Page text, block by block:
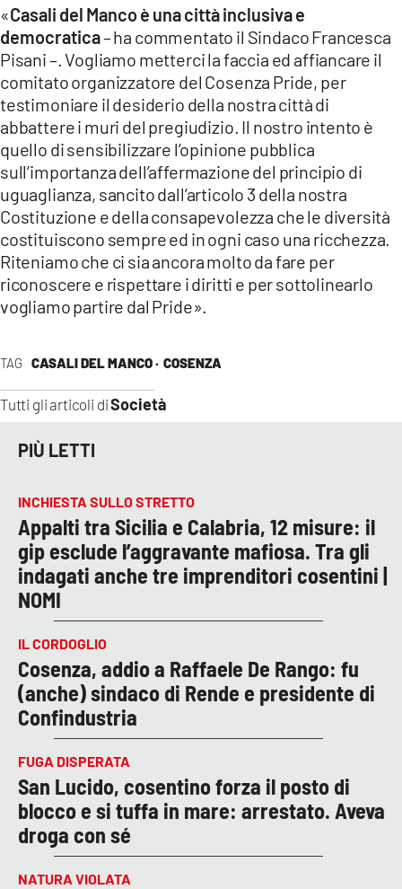
CATANZAROCHANNEL.IT
LACAPITALENEWS.IT
App
ANDROID
APPLE
TAG CASALI DEL MANCO · COSENZA
Tutti gli articoli diSocietà
«Casali del Manco è una città inclusiva e
democratica– ha commentato il Sindaco Francesca
Pisani –. Vogliamo metterci la faccia ed affiancare il
comitato organizzatore del Cosenza Pride, per
testimoniare il desiderio della nostra città di
abbattere i muri del pregiudizio. Il nostro intento è
quello di sensibilizzare l’opinione pubblica
sull’importanza dell’affermazione del principio di
uguaglianza, sancito dall’articolo 3 della nostra
Costituzione e della consapevolezza che le diversità
costituiscono sempre ed in ogni caso una ricchezza.
Riteniamo che ci sia ancora molto da fare per
riconoscere e rispettare i diritti e per sottolinearlo
vogliamo partire dal Pride».
PIÙ LETTI
INCHIESTA SULLO STRETTO
Appalti tra Sicilia e Calabria, 12 misure: il
gip esclude l’aggravante mafiosa. Tra gli
indagati anche tre imprenditori cosentini |
NOMI
IL CORDOGLIO
Cosenza, addio a Raffaele De Rango: fu
(anche) sindaco di Rende e presidente di
Confindustria
FUGA DISPERATA
San Lucido, cosentino forza il posto di
blocco e si tuffa in mare: arrestato. Aveva
droga con sé
NATURA VIOLATA